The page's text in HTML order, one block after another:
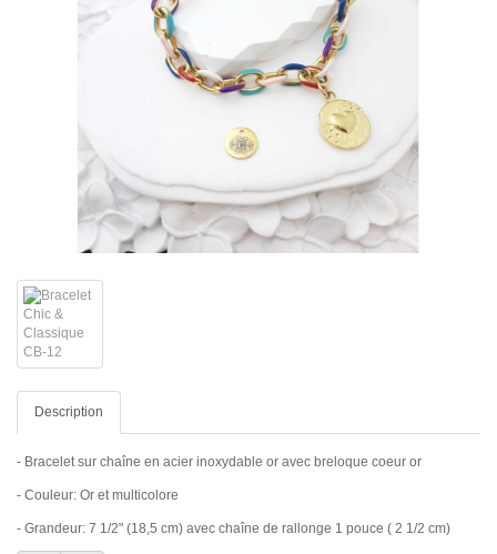
Description
- Bracelet sur chaîne en acier inoxydable or avec breloque coeur or
- Couleur: Or et multicolore
- Grandeur: 7 1/2" (18,5 cm) avec chaîne de rallonge 1 pouce ( 2 1/2 cm)